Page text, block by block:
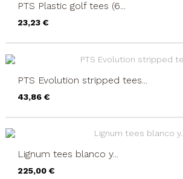
PTS Plastic golf tees (6...
Precio
23,23 €
PTS Evolution stripped tees...
Precio
43,86 €
Lignum tees blanco y...
Precio
225,00 €